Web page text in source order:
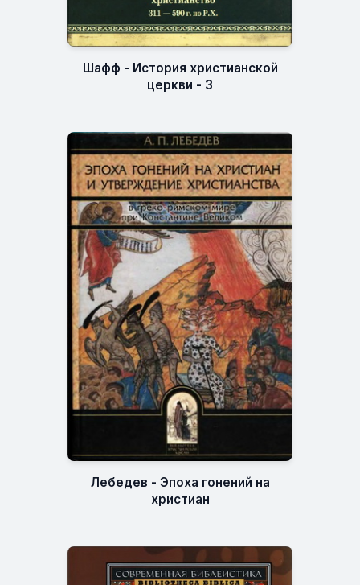
Шафф - История христианской
церкви - 3
Лебедев - Эпоха гонений на
христиан